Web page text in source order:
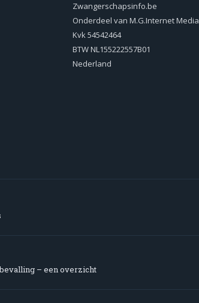
Zwangerschapsinfo.be
Onderdeel van M.G.Internet Media
Kvk 54542464
BTW NL155222557B01
Nederland
– een overzicht